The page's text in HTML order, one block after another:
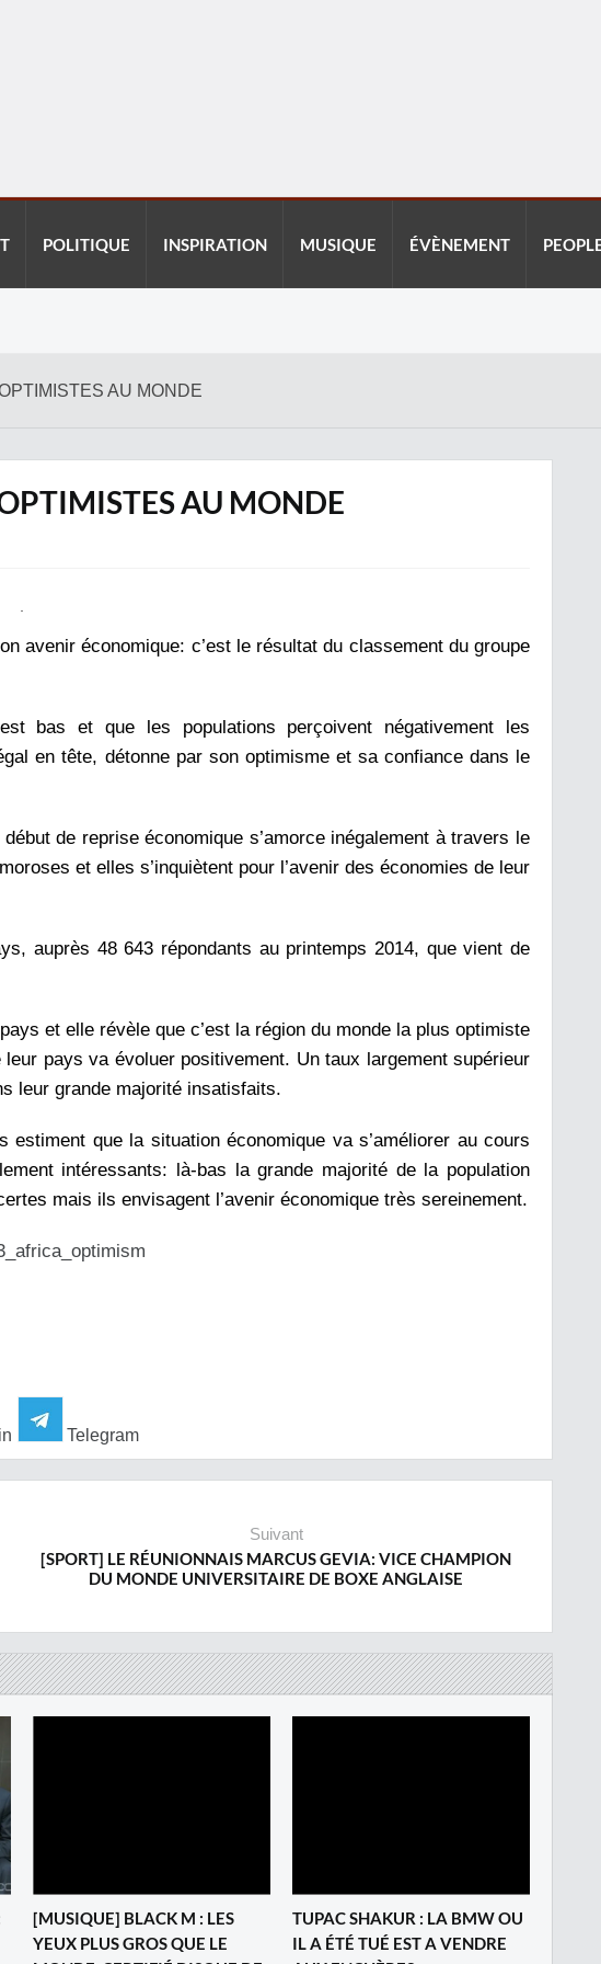
POLITIQUE INSPIRATION MUSIQUE ÉVÈNEMENT
AU MONDE
AU MONDE
avenir économique: c’est le résultat du classement du groupe
bas et que les populations perçoivent négativement les
en tête, détonne par son optimisme et sa confiance dans le
de reprise économique s’amorce inégalement à travers le
et elles s’inquiètent pour l’avenir des économies de leur
auprès 48 643 répondants au printemps 2014, que vient de
et elle révèle que c’est la région du monde la plus optimiste
pays va évoluer positivement. Un taux largement supérieur
leur grande majorité insatisfaits.
que la situation économique va s’améliorer au cours
intéressants: là-bas la grande majorité de la population
mais ils envisagent l’avenir économique très sereinement.
Telegram
Suivant
[SPORT] LE RÉUNIONNAIS MARCUS GEVIA: VICE CHAMPION
DU MONDE UNIVERSITAIRE DE BOXE ANGLAISE
[MUSIQUE] BLACK M : LES
YEUX PLUS GROS QUE LE
TUPAC SHAKUR : LA BMW OU
IL A ÉTÉ TUÉ EST A VENDRE